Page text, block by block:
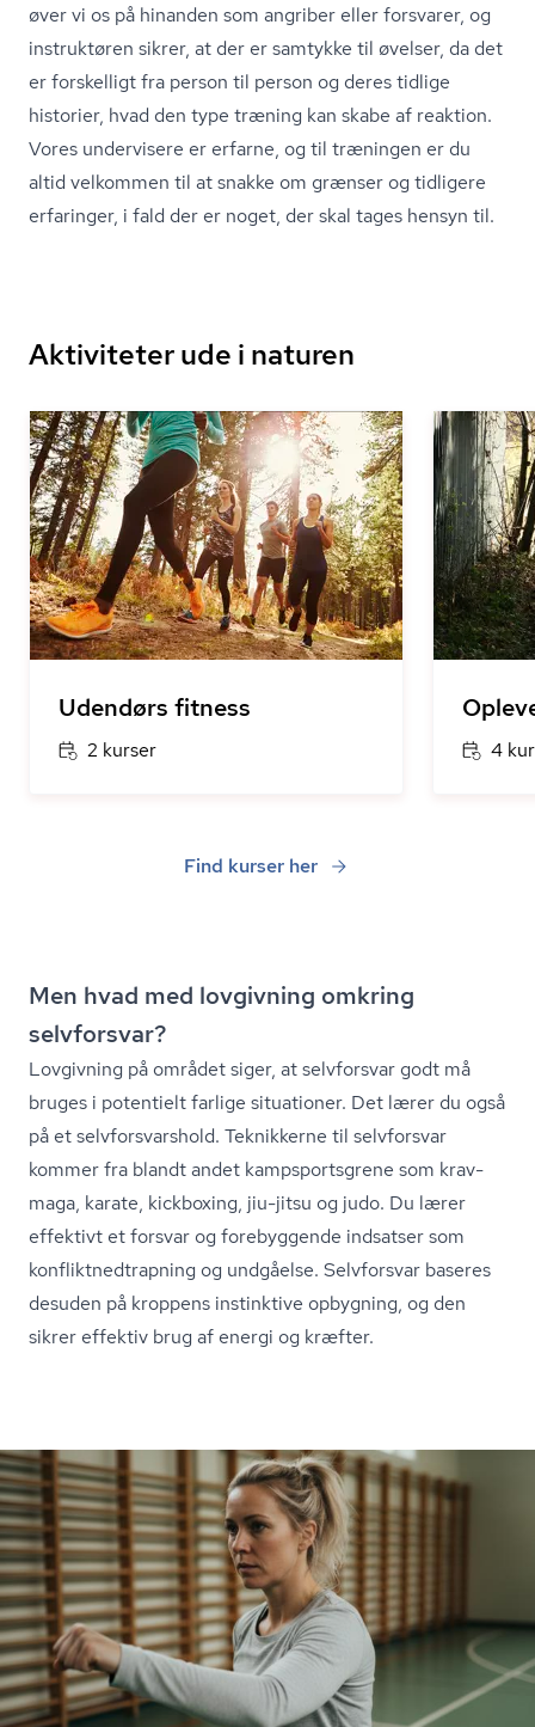
øver vi os på hinanden som angriber eller forsvarer, og
instruktøren sikrer, at der er samtykke til øvelser, da det
er forskelligt fra person til person og deres tidlige
historier, hvad den type træning kan skabe af reaktion.
Vores undervisere er erfarne, og til træningen er du
altid velkommen til at snakke om grænser og tidligere
erfaringer, i fald der er noget, der skal tages hensyn til.
Aktiviteter ude i naturen
Udendørs fitness
2 kurser 4
Find kurser her
Men hvad med lovgivning omkring
selvforsvar?
Lovgivning på området siger, at selvforsvar godt må
bruges i potentielt farlige situationer. Det lærer du også
på et selv­for­svars­hold. Teknikkerne til selvforsvar
kommer fra blandt andet kampsports­gre­ne som krav-
maga, karate, kickboxing, jiu-jitsu og judo. Du lærer
effektivt et forsvar og forebyggende indsatser som
kon­flik­t­ned­trap­ning og undgåelse. Selvforsvar baseres
desuden på kroppens instinktive opbygning, og den
sikrer effektiv brug af energi og kræfter.